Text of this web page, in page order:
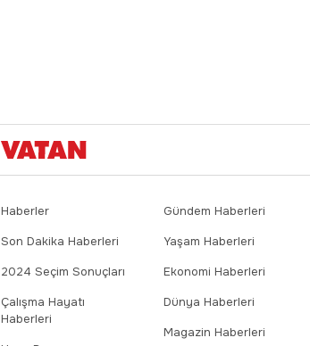
Haberler
Son Dakika Haberleri
2024 Seçim Sonuçları
Çalışma Hayatı
Haberleri
Gündem Haberleri
Yaşam Haberleri
Ekonomi Haberleri
Dünya Haberleri
Magazin Haberleri